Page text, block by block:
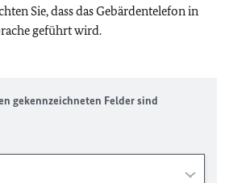
Sie, dass das Gebärdentelefon in
geführt wird.
gekennzeichneten Felder sind